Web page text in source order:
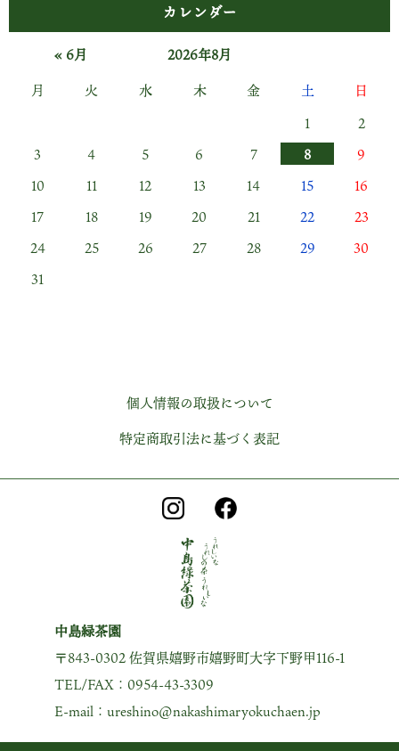
カレンダー
2026年8月
月
火 水 木 金 土
日
1
2
3
4 5 6 7 8
9
10
11 12 13 14 15
16
17
18 19 20 21 22
23
24
25 26 27 28 29
30
31
« 6月
個人情報の取扱について
特定商取引法に基づく表記
中島緑茶園
〒843-0302 佐賀県嬉野市嬉野町大字下野甲116-1
TEL/FAX：0954-43-3309
E-mail：ureshino@nakashimaryokuchaen.jp